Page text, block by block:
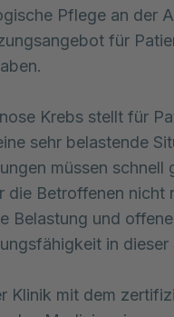
Pflege an der
für
Krebs stellt für
sehr belastende
müssen
die Betroffenen nicht
Belastung und
in dieser
Klinik mit dem